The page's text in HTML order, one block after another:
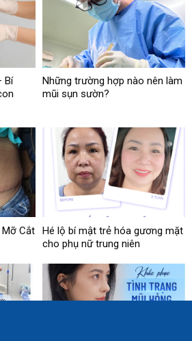
Bí
Những trường hợp nào nên làm
mũi sụn sườn?
Cắt
Hé lộ bí mật trẻ hóa gương mặt
cho phụ nữ trung niên